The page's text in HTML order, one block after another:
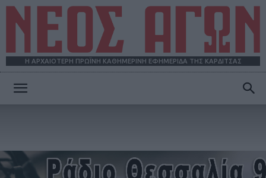
Η ΑΡΧΑΙΟΤΕΡΗ ΠΡΩΪΝΗ ΚΑΘΗΜΕΡΙΝΗ ΕΦΗΜΕΡΙΔΑ ΤΗΣ ΚΑΡΔΙΤΣΑΣ